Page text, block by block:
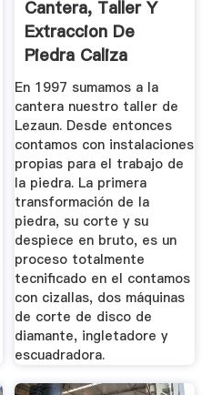
Cantera, Taller Y
Extraccion De
Piedra Caliza
En 1997 sumamos a la
cantera nuestro taller de
Lezaun. Desde entonces
contamos con instalaciones
propias para el trabajo de
la piedra. La primera
transformación de la
piedra, su corte y su
despiece en bruto, es un
proceso totalmente
tecnificado en el contamos
con cizallas, dos máquinas
de corte de disco de
diamante, ingletadore y
escuadradora.